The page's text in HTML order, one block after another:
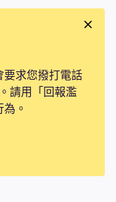
要求您撥打電話
請用「回報濫
。